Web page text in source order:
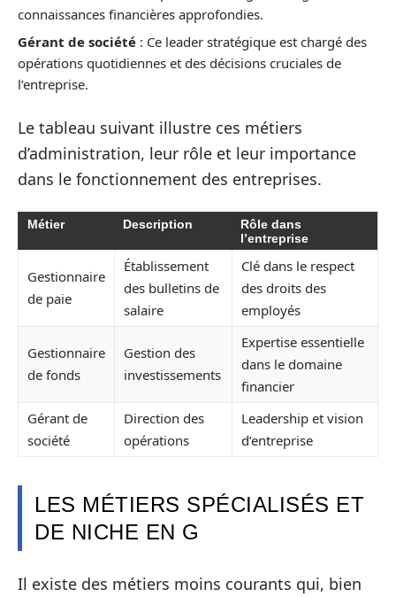
connaissances financières approfondies.
Gérant de société : Ce leader stratégique est chargé des
opérations quotidiennes et des décisions cruciales de
l’entreprise.
Le tableau suivant illustre ces métiers
d’administration, leur rôle et leur importance
dans le fonctionnement des entreprises.
Métier Description
Rôle dans
l’entreprise
Gestionnaire
de paie
Établissement
des bulletins de
salaire
Clé dans le respect
des droits des
employés
Gestionnaire
de fonds
Gestion des
investissements
Expertise essentielle
dans le domaine
financier
Gérant de
société
Direction des
opérations
Leadership et vision
d’entreprise
LES MÉTIERS SPÉCIALISÉS ET
DE NICHE EN G
Il existe des métiers moins courants qui, bien